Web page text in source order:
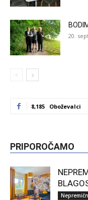
20.
8,185 Oboževalci
PRIPOROČAMO